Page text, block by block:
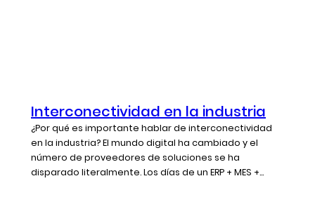
Interconectividad en la industria
¿Por qué es importante hablar de interconectividad
en la industria? El mundo digital ha cambiado y el
número de proveedores de soluciones se ha
disparado literalmente. Los días de un ERP + MES +...